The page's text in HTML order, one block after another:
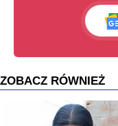
ZOBACZ RÓWNIEŻ